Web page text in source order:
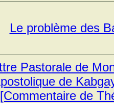
Le problème des
Pastorale de
de
[Commentaire de